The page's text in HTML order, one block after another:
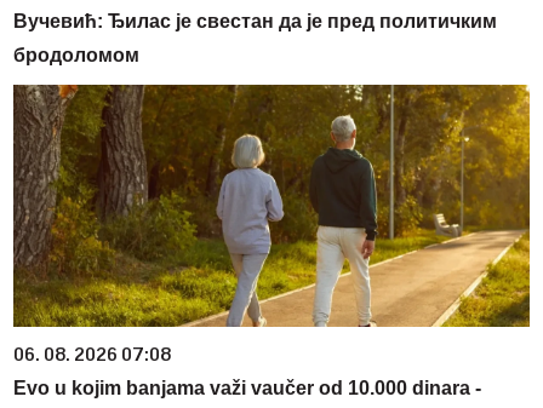
Вучевић: Ђилас је свестан да је пред политичким
бродоломом
06. 08. 2026 07:08
Evo u kojim banjama važi vaučer od 10.000 dinara -